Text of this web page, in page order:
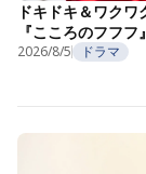
ドキドキ＆ワク
『こころのフフフ
2026/8/5 ドラマ